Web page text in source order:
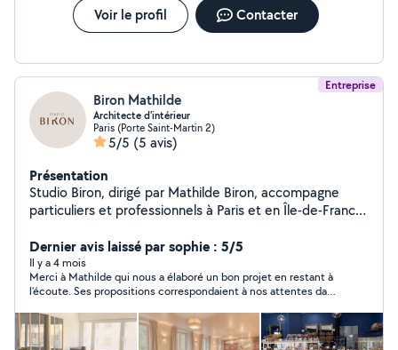
Voir le profil Contacter
Entreprise
Biron Mathilde
Architecte d'intérieur
Paris (Porte Saint-Martin 2)
5/5 (5 avis)
Présentation
Studio Biron, dirigé par Mathilde Biron, accompagne
particuliers et professionnels à Paris et en Île-de-France
décoration sur mesure. Chaque projet est conçu
comme une création unique, mêlant esthétique, confort
et personnalité, avec un accompagnement clé en main
des esquisses jusqu'à la livraison du chantier.
Dernier avis laissé par sophie : 5/5
Il y a 4 mois
Merci à Mathilde qui nous a élaboré un bon projet en restant à
l’écoute. Ses propositions correspondaient à nos attentes dans